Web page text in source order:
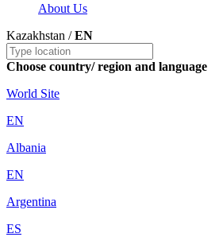
About Us
Kazakhstan /EN
Choose country/ region and language
World Site
EN
Albania
EN
Argentina
ES